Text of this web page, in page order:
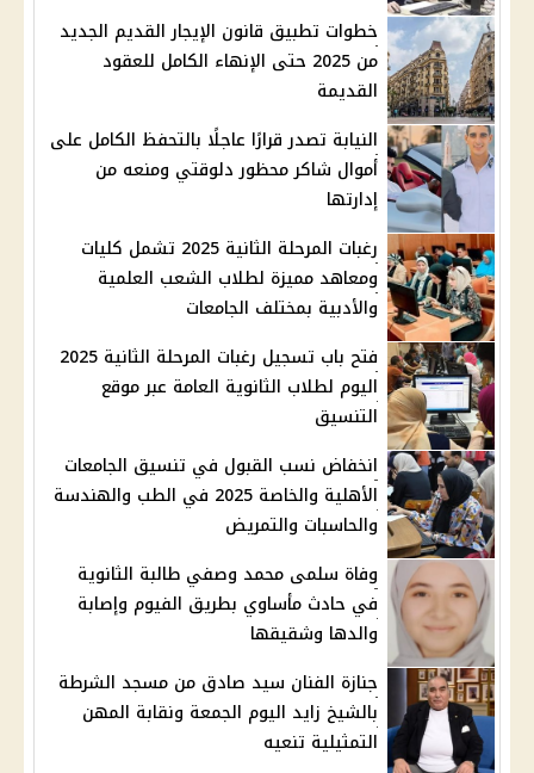
خطوات تطبيق قانون الإيجار القديم الجديد
من 2025 حتى الإنهاء الكامل للعقود
القديمة
النيابة تصدر قرارًا عاجلًا بالتحفظ الكامل على
أموال شاكر محظور دلوقتي ومنعه من
إدارتها
رغبات المرحلة الثانية 2025 تشمل كليات
ومعاهد مميزة لطلاب الشعب العلمية
والأدبية بمختلف الجامعات
فتح باب تسجيل رغبات المرحلة الثانية 2025
اليوم لطلاب الثانوية العامة عبر موقع
التنسيق
انخفاض نسب القبول في تنسيق الجامعات
الأهلية والخاصة 2025 في الطب والهندسة
والحاسبات والتمريض
وفاة سلمى محمد وصفي طالبة الثانوية
في حادث مأساوي بطريق الفيوم وإصابة
والدها وشقيقها
جنازة الفنان سيد صادق من مسجد الشرطة
بالشيخ زايد اليوم الجمعة ونقابة المهن
التمثيلية تنعيه